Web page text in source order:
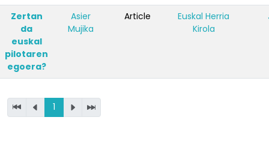
Zertan
da
euskal
pilotaren
egoera?
Asier
Mujika
Article
Euskal Herria
Kirola
1